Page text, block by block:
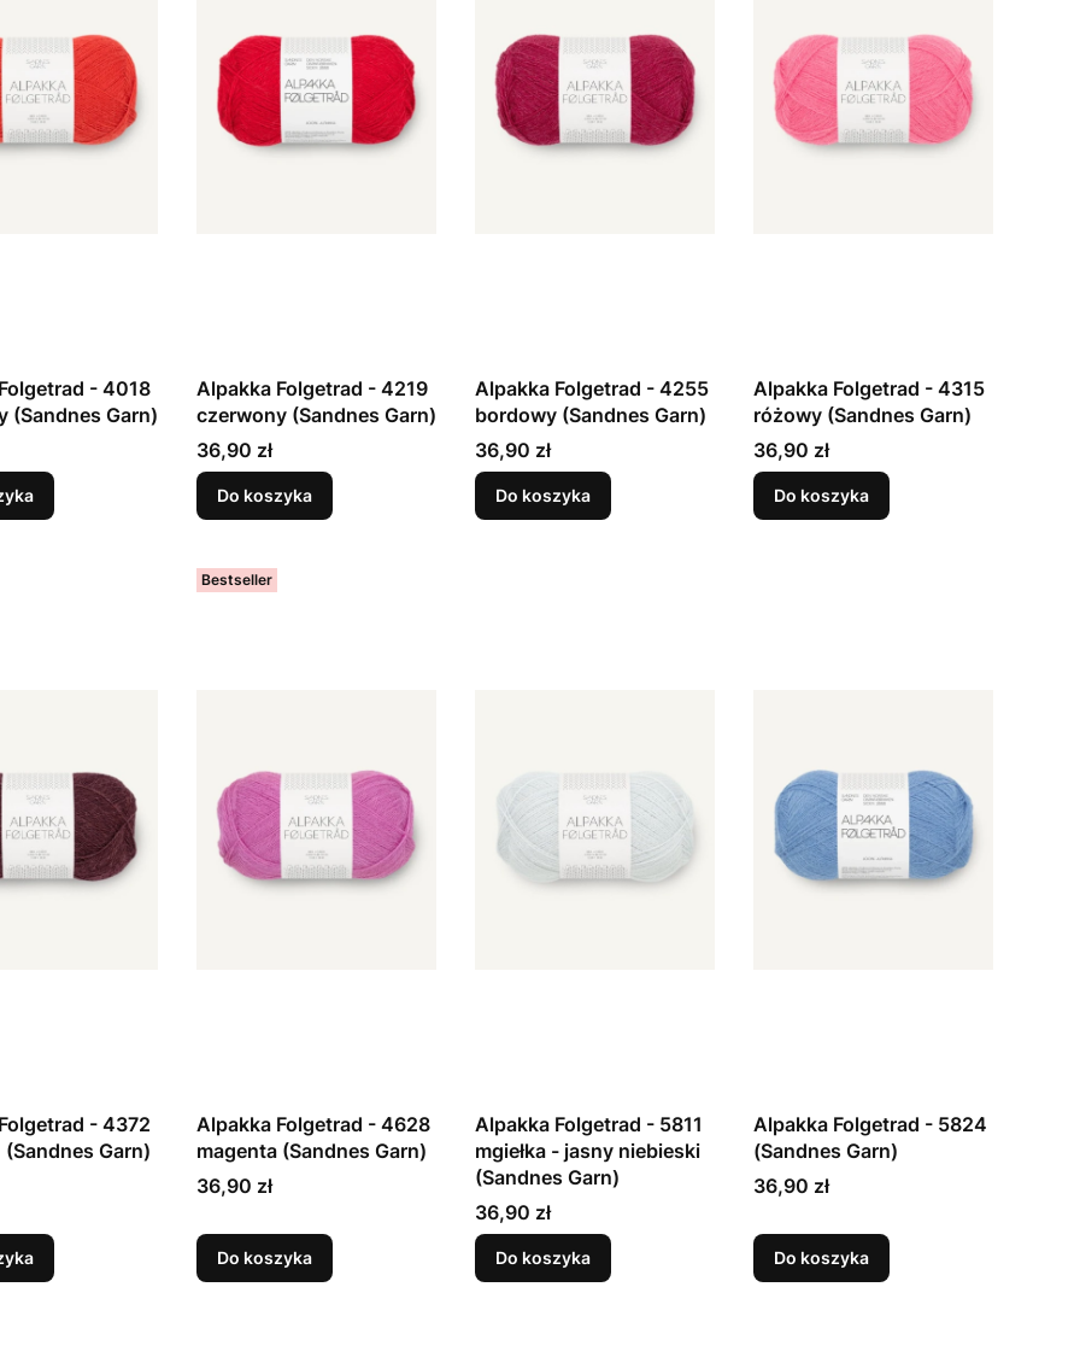
- 4018
(Sandnes Garn)
Alpakka Folgetrad - 4219
czerwony (Sandnes Garn)
Cena
36,90 zł
Do koszyka
Alpakka Folgetrad - 4255
bordowy (Sandnes Garn)
Cena
36,90 zł
Do koszyka
Alpakka Folgetrad - 4315
różowy (Sandnes Garn)
Cena
36,90 zł
Do koszyka
- 4372
(Sandnes Garn)
Bestseller
Alpakka Folgetrad - 4628
magenta (Sandnes Garn)
Cena
36,90 zł
Do koszyka
Alpakka Folgetrad - 5811
mgiełka - jasny niebieski
(Sandnes Garn)
Cena
36,90 zł
Do koszyka
Alpakka Folgetrad - 5824
(Sandnes Garn)
Cena
36,90 zł
Do koszyka